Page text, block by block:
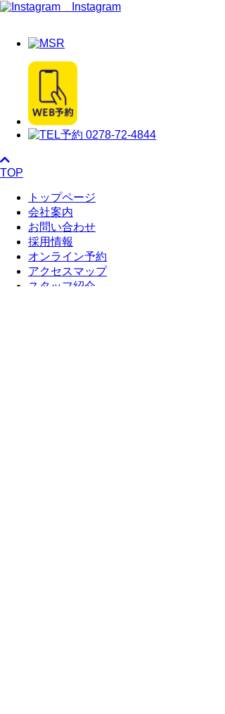
Instagram
TOP
トップページ
会社案内
お問い合わせ
採用情報
オンライン予約
アクセスマップ
スタッフ紹介